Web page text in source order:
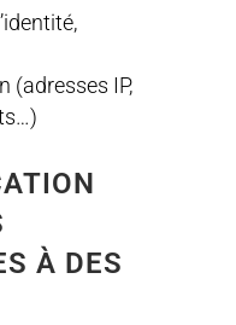
(adresses IP,
À DES